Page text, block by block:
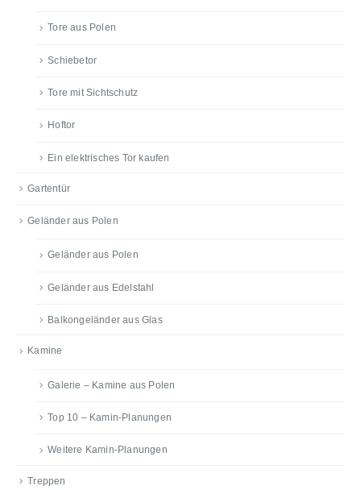
Tore aus Polen
Schiebetor
Tore mit Sichtschutz
Hoftor
Ein elektrisches Tor kaufen
Gartentür
Geländer aus Polen
Geländer aus Polen
Geländer aus Edelstahl
Balkongeländer aus Glas
Kamine
Galerie – Kamine aus Polen
Top 10 – Kamin-Planungen
Weitere Kamin-Planungen
Treppen